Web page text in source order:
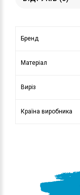
Бренд
Матеріал
Виріз
Країна виробника